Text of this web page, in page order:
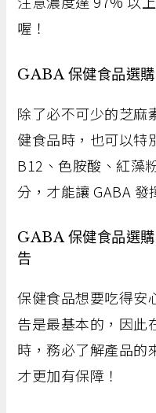
喔！
GABA 保健食品選
除了必不可少的芝麻
健食品時，也可以特
B12、色胺酸、紅藻
分，才能讓 GABA 發
GABA 保健食品選
告
保健食品想要吃得安
告是最基本的，因此
時，務必了解產品的
才更加有保障！